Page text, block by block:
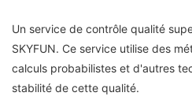
Un service de contrôle qualité
SKYFUN. Ce service utilise des
calculs probabilistes et d'autres
stabilité de cette qualité.